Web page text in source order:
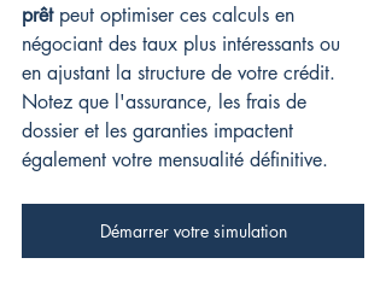
prêt peut optimiser ces calculs en
négociant des taux plus intéressants ou
en ajustant la structure de votre crédit.
Notez que l'assurance, les frais de
dossier et les garanties impactent
également votre mensualité définitive.
Démarrer votre simulation